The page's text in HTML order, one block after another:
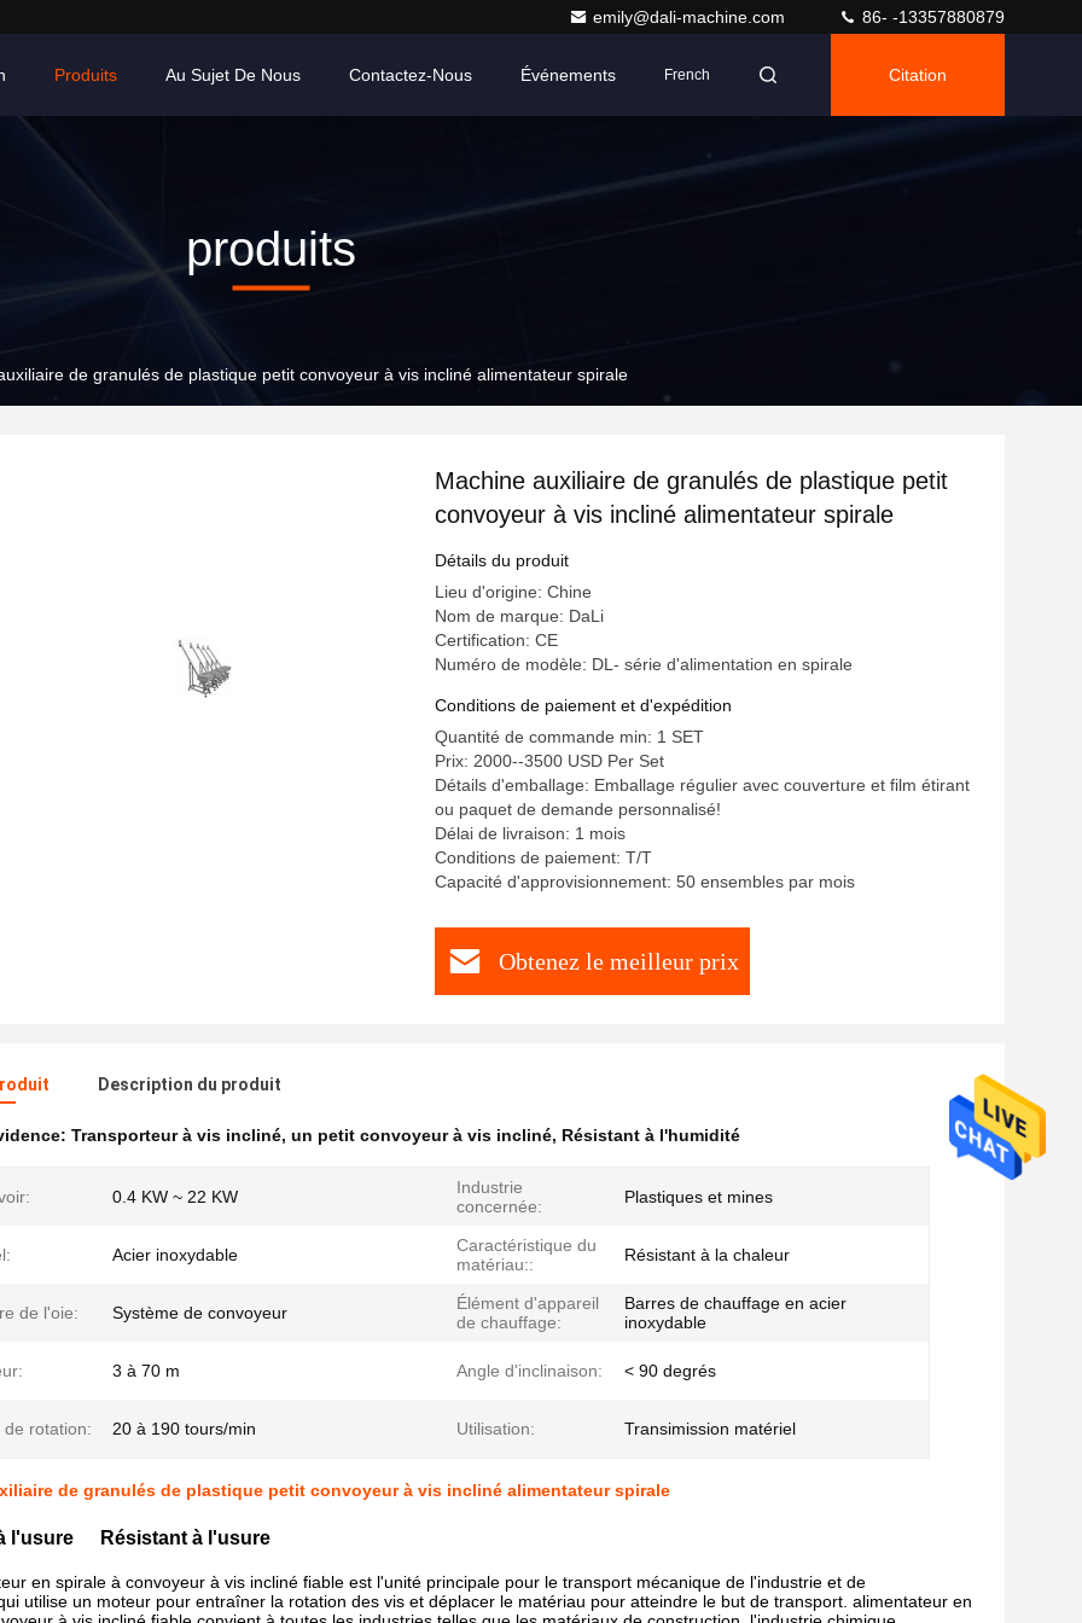
emily@dali-machine.com 86- -13357880879
Produits Au Sujet De Nous Contactez-Nous Événements French Citation
produits
de granulés de plastique petit convoyeur à vis incliné alimentateur spirale
Machine auxiliaire de granulés de plastique petit
convoyeur à vis incliné alimentateur spirale
Détails du produit
Lieu d'origine: Chine
Nom de marque: DaLi
Certification: CE
Numéro de modèle: DL- série d'alimentation en spirale
Conditions de paiement et d'expédition
Quantité de commande min: 1 SET
Prix: 2000--3500 USD Per Set
Détails d'emballage: Emballage régulier avec couverture et film étirant
ou paquet de demande personnalisé!
Délai de livraison: 1 mois
Conditions de paiement: T/T
Capacité d'approvisionnement: 50 ensembles par mois
Obtenez le meilleur prix
Description du produit
Transporteur à vis incliné, un petit convoyeur à vis incliné, Résistant à l'humidité
0.4 KW ~ 22 KW
Industrie
concernée:
Plastiques et mines
Acier inoxydable
Caractéristique du
matériau::
Résistant à la chaleur
de l'oie: Système de convoyeur
Élément d'appareil
de chauffage:
Barres de chauffage en acier
inoxydable
3 à 70 m Angle d'inclinaison: < 90 degrés
de rotation: 20 à 190 tours/min Utilisation: Transimission matériel
de granulés de plastique petit convoyeur à vis incliné alimentateur spirale
l'usure Résistant à l'usure
en spirale à convoyeur à vis incliné fiable est l'unité principale pour le transport mécanique de l'industrie et de
utilise un moteur pour entraîner la rotation des vis et déplacer le matériau pour atteindre le but de transport. alimentateur en